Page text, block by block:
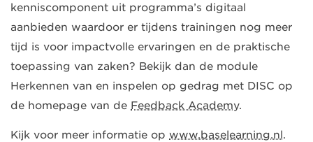
kenniscomponent uit programma’s digitaal
aanbieden waardoor er tijdens trainingen nog meer
tijd is voor impactvolle ervaringen en de praktische
toepassing van zaken? Bekijk dan de module
Herkennen van en inspelen op gedrag met DISC op
de homepage van de Feedback Academy.
Kijk voor meer informatie op www.baselearning.nl.